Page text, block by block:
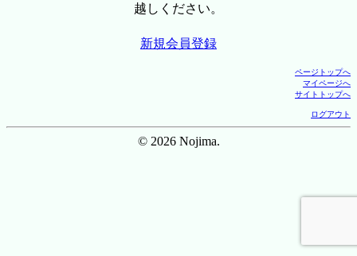
越しください。
新規会員登録
ページトップへ
マイページへ
サイトトップへ
ログアウト
© 2026 Nojima.